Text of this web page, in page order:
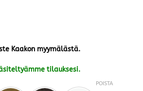
Kaakon myymälästä.
tilauksesi.
POISTA